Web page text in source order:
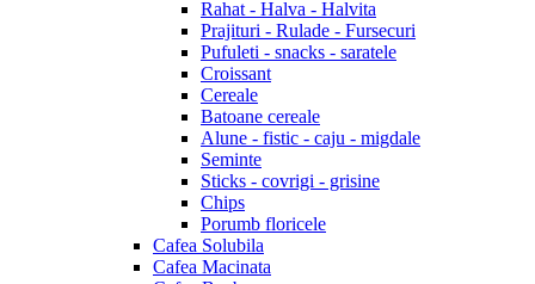
Rahat - Halva - Halvita
Prajituri - Rulade - Fursecuri
Pufuleti - snacks - saratele
Croissant
Cereale
Batoane cereale
Alune - fistic - caju - migdale
Seminte
Sticks - covrigi - grisine
Chips
Porumb floricele
Cafea Solubila
Cafea Macinata